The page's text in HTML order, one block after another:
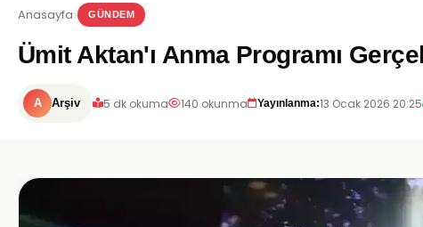
Anasayfa GÜNDEM
Ümit Aktan'ı Anma Programı
A Arşiv 5 dk okuma 140 okunma Yayınlanma:13 Ocak 2026 20:25